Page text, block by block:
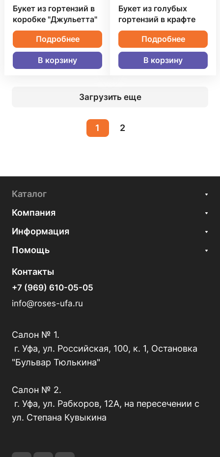
Букет из гортензий в
коробке "Джульетта"
Подробнее
В корзину
Букет из голубых
гортензий в крафте
Подробнее
В корзину
Загрузить еще
1 2
Каталог
Компания
Информация
Помощь
Контакты
+7 (969) 610-05-05
info@roses-ufa.ru
Салон № 1.
г. Уфа, ул. Российская, 100, к. 1, Остановка
"Бульвар Тюлькина"
Салон № 2.
г. Уфа, ул. Рабкоров, 12А, на пересечении с
ул. Степана Кувыкина